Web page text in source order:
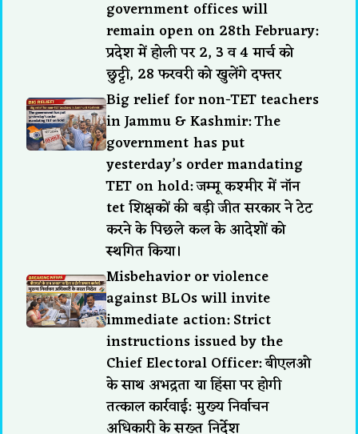
government offices will
remain open on 28th February:
प्रदेश में होली पर 2, 3 व 4 मार्च को
छुट्टी, 28 फरवरी को खुलेंगे दफ्तर
Big relief for non-TET teachers
in Jammu & Kashmir: The
government has put
yesterday’s order mandating
TET on hold: जम्मू कश्मीर में नॉन
tet शिक्षकों की बड़ी जीत सरकार ने टेट
करने के पिछले कल के आदेशों को
स्थगित किया।
Misbehavior or violence
against BLOs will invite
immediate action: Strict
instructions issued by the
Chief Electoral Officer: बीएलओ
के साथ अभद्रता या हिंसा पर होगी
तत्काल कार्रवाई: मुख्य निर्वाचन
अधिकारी के सख्त निर्देश